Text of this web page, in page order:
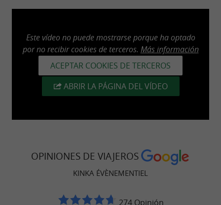
participantesy con acceso directo a una
Para su comodidad, disponemos de un amplio
aparcamiento gratuito.
Un servicio de catering a medida
Banquetes, recepcionesy bodas,
Cenas cóctely buffets temáticos
Menús personalizados
Este vídeo no puede mostrarse porque ha optado
por no recibir cookies de terceros. Más información
ACEPTAR COOKIES DE TERCEROS
ABRIR LA PÁGINA DEL VÍDEO
OPINIONES DE VIAJEROS
KINKA ÉVÈNEMENTIEL
274 Opinión